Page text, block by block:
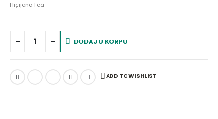
Higijena lica
DODAJ U KORPU
ADD TO WISHLIST